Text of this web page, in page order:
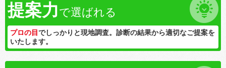
提案力で選ばれる
プロの目でしっかりと現地調査。診断の結果から適切なご提案を
いたします。